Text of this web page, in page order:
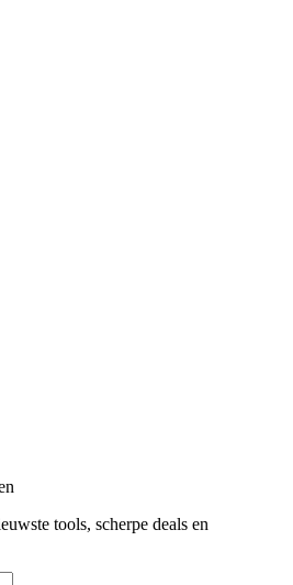
tools, scherpe deals en